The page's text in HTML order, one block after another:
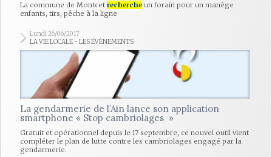
La commune de Montcet recherche un forain pour un manège
enfants, tirs, pêche à la ligne
Lundi 26/06/2017
LA VIE LOCALE - LES ÉVÈNEMENTS
La gendarmerie de l’Ain lance son application
smartphone « Stop cambriolages »
Gratuit et opérationnel depuis le 17 septembre, ce nouvel outil vient
compléter le plan de lutte contre les cambriolages engagé par la
gendarmerie.